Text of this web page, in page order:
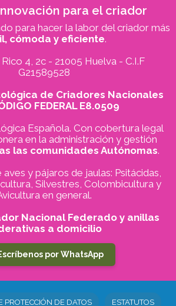
para el criador
para hacer la labor del criador más
cómoda y eficiente.
4, 2c - 21005 Huelva - C.I.F
G21589528
de Criadores Nacionales
FEDERAL E8.0509
Española. Con cobertura legal
en la administración y gestión
las comunidades Autónomas.
y pájaros de jaulas: Psitácidas,
Silvestres, Colombicultura y
en general.
Nacional Federado y anillas
a domicilio
por WhatsApp
PROTECCIÓN DE DATOS ESTATUTOS